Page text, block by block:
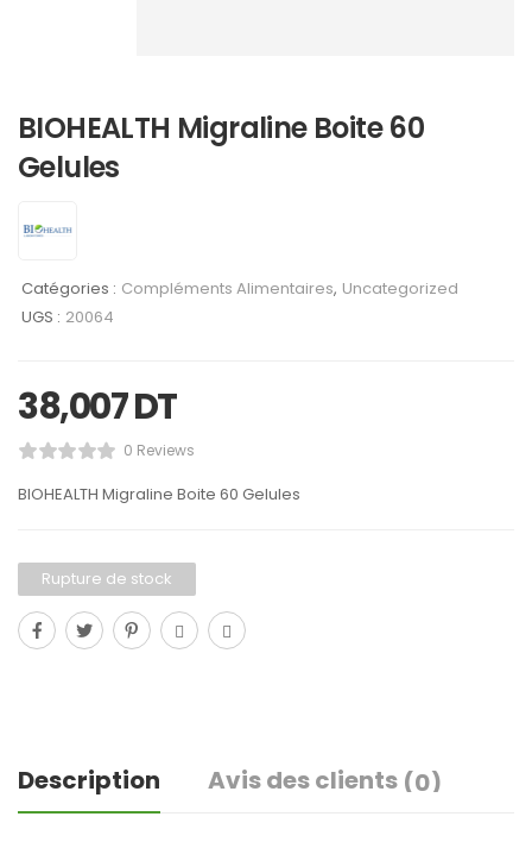
BIOHEALTH Migraline Boite 60
Gelules
Catégories : Compléments Alimentaires, Uncategorized
UGS : 20064
38,007DT
0 Reviews
BIOHEALTH Migraline Boite 60 Gelules
Rupture de stock
Description Avis des clients (0)